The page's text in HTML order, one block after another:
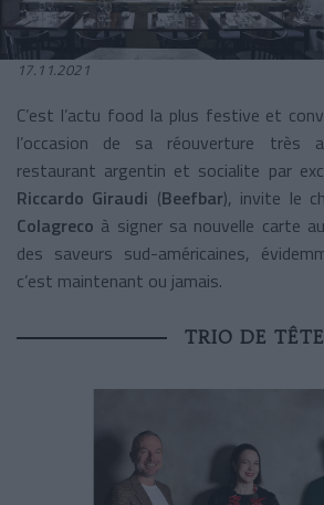
17.11.2021
C’est l’actu food la plus festive et
l’occasion de sa réouverture très
restaurant argentin et socialite par
Riccardo Giraudi (Beefbar), invite le
Colagreco à signer sa nouvelle carte
des saveurs sud-américaines,
c’est maintenant ou jamais.
TRIO DE TÊTE